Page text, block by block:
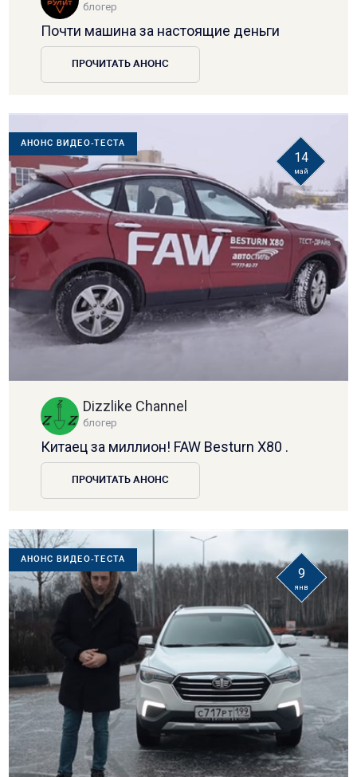
блогер
Почти машина за настоящие деньги
ПРОЧИТАТЬ АНОНС
АНОНС ВИДЕО-ТЕСТА
14
май
Dizzlike Channel
блогер
Китаец за миллион! FAW Besturn X80 .
ПРОЧИТАТЬ АНОНС
АНОНС ВИДЕО-ТЕСТА
9
янв